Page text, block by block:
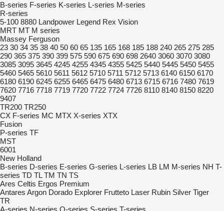
B-series F-series K-series L-series M-series
R-series
5-100 8880 Landpower Legend Rex Vision
MRT MT M series
Massey Ferguson
23 30 34 35 38 40 50 60 65 135 165 168 185 188 240 265 275 285
290 365 375 390 399 575 590 675 690 698 2640 3060 3070 3080
3085 3095 3645 4245 4255 4345 4355 5425 5440 5445 5450 5455
5460 5465 5610 5611 5612 5710 5711 5712 5713 6140 6150 6170
6180 6190 6245 6255 6465 6475 6480 6713 6715 6716 7480 7619
7620 7716 7718 7719 7720 7722 7724 7726 8110 8140 8150 8220
9407
TR200 TR250
CX F-series MC MTX X-series XTX
Fusion
P-series TF
MST
6001
New Holland
B-series D-series E-series G-series L-series LB LM M-series NH T-
series TD TL TM TN TS
Ares Celtis Ergos Premium
Antares Argon Dorado Explorer Frutteto Laser Rubin Silver Tiger
TR
A-series N-series Q-series S-series T-series